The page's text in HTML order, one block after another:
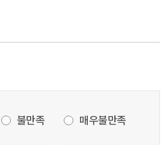
불만족 매우불만족